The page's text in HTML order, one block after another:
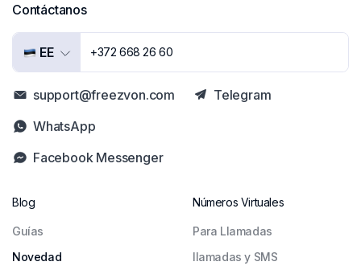
Contáctanos
EE +372 668 26 60
support@freezvon.com
Facebook Messenger
Telegram
WhatsApp
Blog
Guías
Novedad
Números Virtuales
Para Llamadas
llamadas y SMS